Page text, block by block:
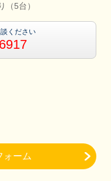
5台）
ください
ォーム